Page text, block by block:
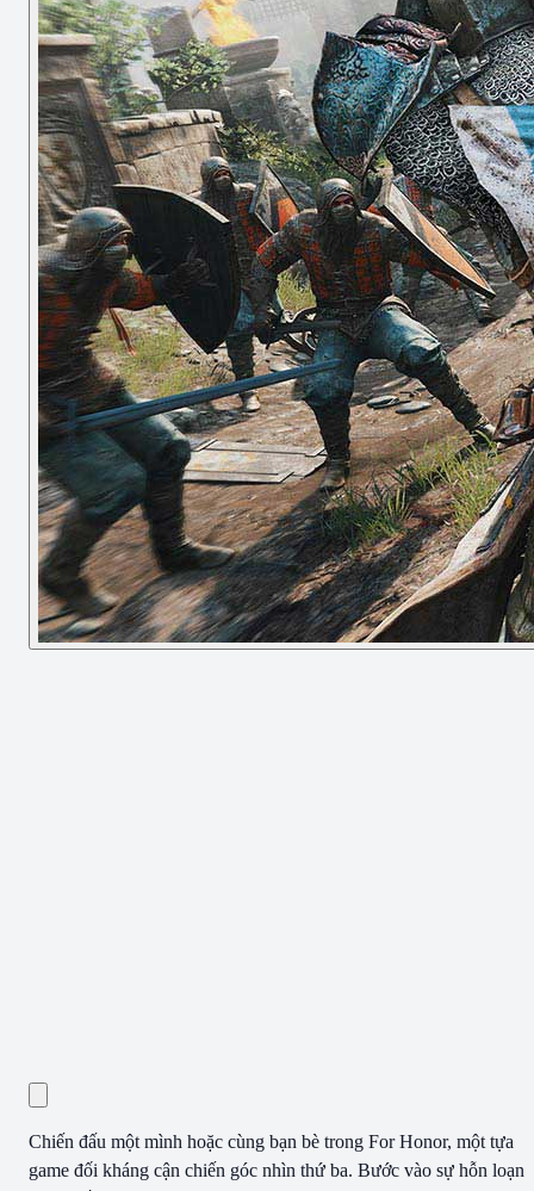
Chiến đấu một mình hoặc cùng bạn bè trong For Honor, một tựa
game đối kháng cận chiến góc nhìn thứ ba. Bước vào sự hỗn loạn